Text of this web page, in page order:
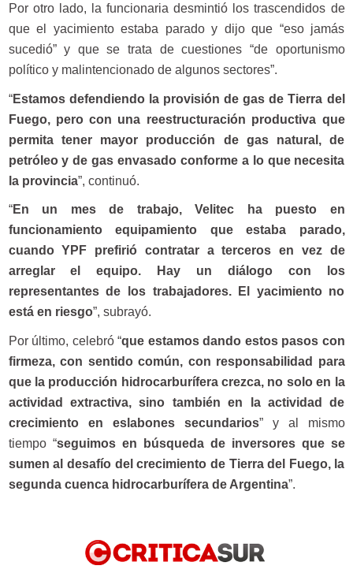
Por otro lado, la funcionaria desmintió los trascendidos de
que el yacimiento estaba parado y dijo que “eso jamás
sucedió” y que se trata de cuestiones “de oportunismo
político y malintencionado de algunos sectores”.
“Estamos defendiendo la provisión de gas de Tierra del
Fuego, pero con una reestructuración productiva que
permita tener mayor producción de gas natural, de
petróleo y de gas envasado conforme a lo que necesita
la provincia”, continuó.
“En un mes de trabajo, Velitec ha puesto en
funcionamiento equipamiento que estaba parado,
cuando YPF prefirió contratar a terceros en vez de
arreglar el equipo. Hay un diálogo con los
representantes de los trabajadores. El yacimiento no
está en riesgo”, subrayó.
Por último, celebró “que estamos dando estos pasos con
firmeza, con sentido común, con responsabilidad para
que la producción hidrocarburífera crezca, no solo en la
actividad extractiva, sino también en la actividad de
crecimiento en eslabones secundarios” y al mismo
tiempo “seguimos en búsqueda de inversores que se
sumen al desafío del crecimiento de Tierra del Fuego, la
segunda cuenca hidrocarburífera de Argentina”.